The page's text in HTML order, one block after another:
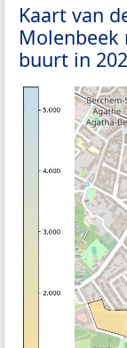
Kaart van
buurt in